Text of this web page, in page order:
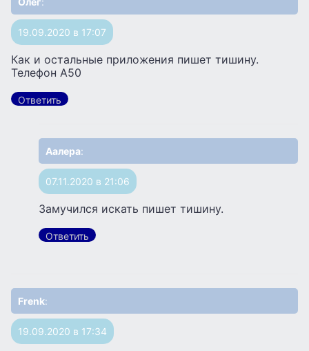
19.09.2020 в 17:07
Как и остальные приложения пишет тишину.
Телефон А50
Ответить
Аалера:
07.11.2020 в 21:06
Замучился искать пишет тишину.
Ответить
Frenk:
19.09.2020 в 17:34